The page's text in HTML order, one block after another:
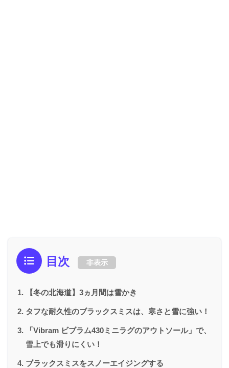
目次 非表示
【冬の北海道】3ヵ月間は雪かき
タフな耐久性のブラックスミスは、寒さと雪に強い！
「Vibram ビブラム430ミニラグのアウトソール」で、
雪上でも滑りにくい！
ブラックスミスをスノーエイジングする